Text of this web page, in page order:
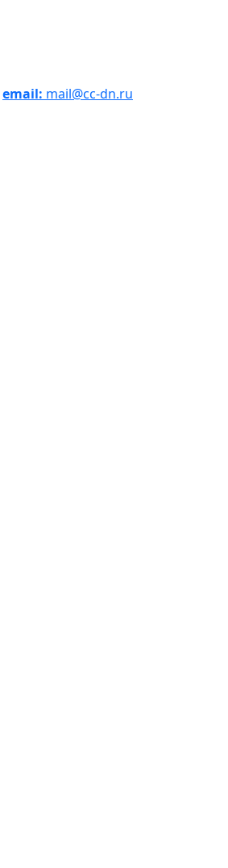
email: mail@cc-dn.ru